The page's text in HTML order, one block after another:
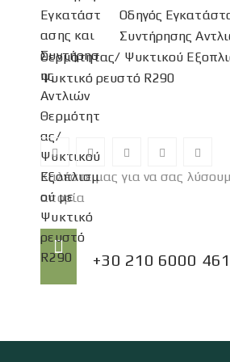
Οδηγός
Συντήρησης
Θερμότητας/ Ψυκτικού
Ψυκτικό ρευστό R290
Καλέστε μας για να σας
απορία
+30 210 6000 461